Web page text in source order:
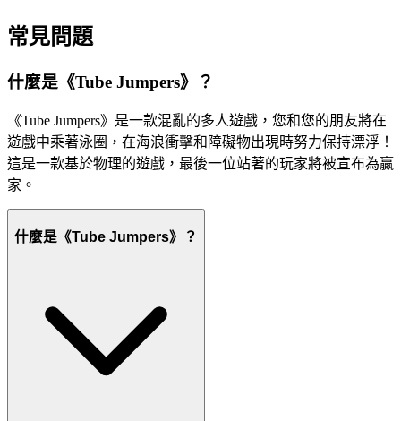
常見問題
什麼是《Tube Jumpers》？
《Tube Jumpers》是一款混亂的多人遊戲，您和您的朋友將在
遊戲中乘著泳圈，在海浪衝擊和障礙物出現時努力保持漂浮！
這是一款基於物理的遊戲，最後一位站著的玩家將被宣布為贏
家。
什麼是《Tube Jumpers》？